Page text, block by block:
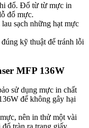
đổ. Đổ từ từ mực in
đổ mực.
sạch những hạt mực
kỹ thuật để tránh lỗi
MFP 136W
sử dụng mực in chất
để không gây hại
nên in thử một vài